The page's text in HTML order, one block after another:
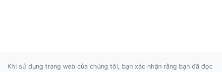
Khi sử dụng trang web của chúng tôi, bạn xác nhận rằng bạn đã đọc